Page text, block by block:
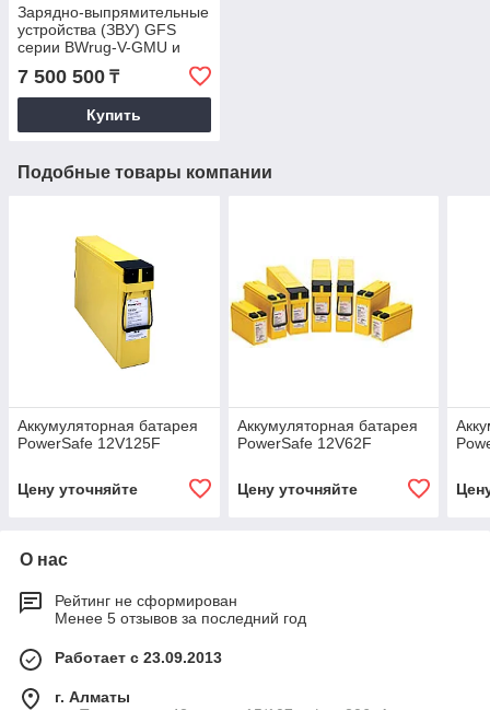
Зарядно-выпрямительные
устройства (ЗВУ) GFS
серии BWrug-V-GMU и
7 500 500 ₸
Купить
Подобные товары компании
Аккумуляторная батарея
PowerSafe 12V125F
Цену уточняйте
Аккумуляторная батарея
PowerSafe 12V62F
Цену уточняйте
О нас
Рейтинг не сформирован
Менее 5 отзывов за последний год
Работает с 23.09.2013
г. Алматы